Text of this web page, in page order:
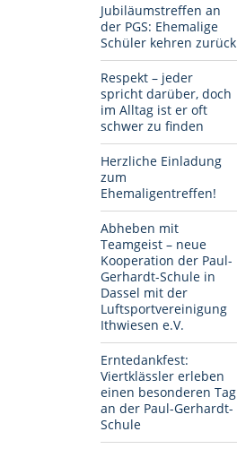
Jubiläumstreffen an
der PGS: Ehemalige
Schüler kehren zurück
Respekt – jeder
spricht darüber, doch
im Alltag ist er oft
schwer zu finden
Herzliche Einladung
zum
Ehemaligentreffen!
Abheben mit
Teamgeist – neue
Kooperation der Paul-
Gerhardt-Schule in
Dassel mit der
Luftsportvereinigung
Ithwiesen e.V.
Erntedankfest:
Viertklässler erleben
einen besonderen Tag
an der Paul-Gerhardt-
Schule